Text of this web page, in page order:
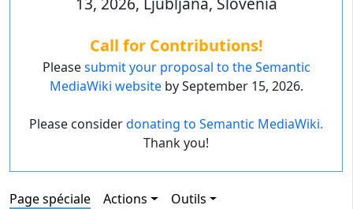
Call for Contributions!
Pleasesubmit your proposal to the Semantic
MediaWiki websiteby September 15, 2026.
Please considerdonating to Semantic MediaWiki.
Thank you!
Page spéciale Actions Outils